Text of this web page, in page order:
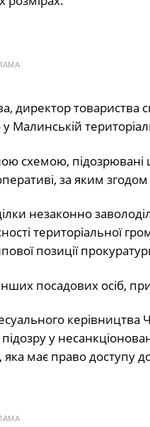
директор товариства
у Малинській
схемою, підозрювані
за яким згодом
незаконно
територіальної
позиції
посадових осіб,
керівництва
у
має право доступу